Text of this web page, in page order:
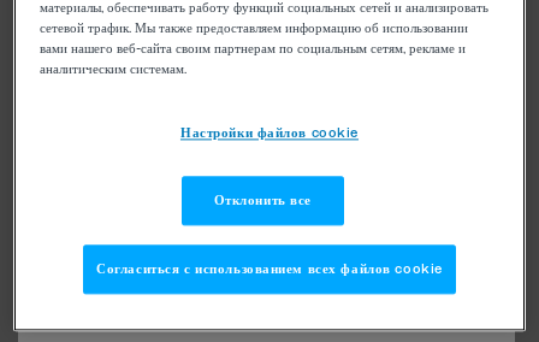
материалы, обеспечивать работу функций социальных сетей и анализировать
сетевой трафик. Мы также предоставляем информацию об использовании
вами нашего веб-сайта своим партнерам по социальным сетям, рекламе и
аналитическим системам.
Настройки файлов cookie
Отклонить все
Согласиться с использованием всех файлов cookie